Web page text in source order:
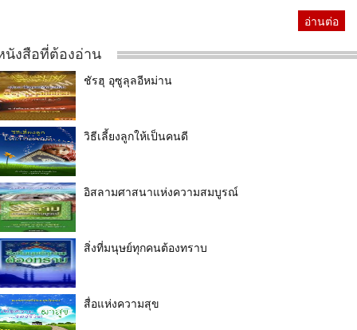
อ่านต่อ
นังสือที่ต้องอ่าน
ชัรฮุ อุซูลุลอีหม่าน
วิธีเลี้ยงลูกให้เป็นคนดี
อิสลามศาสนาแห่งความสมบูรณ์
สิ่งที่มนุษย์ทุกคนต้องทราบ
สื่อแห่งความสุข